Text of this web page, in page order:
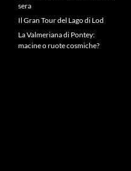
sera
Il Gran Tour del Lago di Lod
La Valmeriana di Pontey:
macine o ruote cosmiche?